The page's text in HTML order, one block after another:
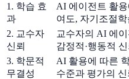
1. 학습 효
과
AI 에이전트 활
여도, 자기조절
2. 교수자
신뢰
교수자의 AI 에
감정적·행동적
3. 학문적
무결성
AI 활용에 따른
수준과 평가의 신